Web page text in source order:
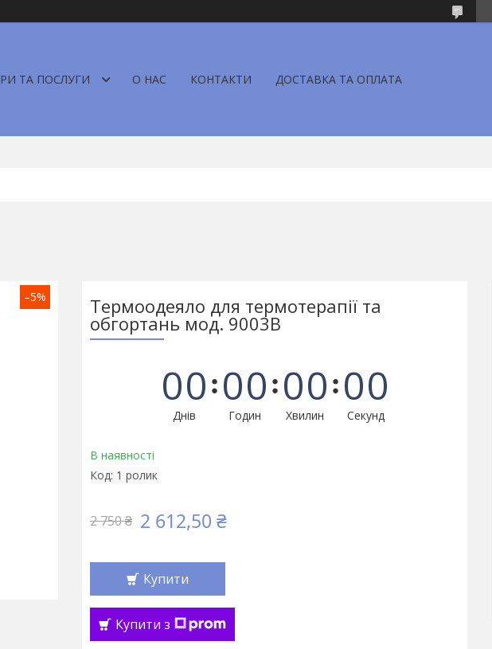
ТА ПОСЛУГИ О НАС КОНТАКТИ ДОСТАВКА ТА ОПЛАТА
–5% Термоодеяло для термотерапії та
обгортань мод. 9003B
00
Днів
00
Годин
00
Хвилин
00
Секунд
В наявності
Код: 1 ролик
2 750 ₴ 2 612,50 ₴
Купити
Купити з